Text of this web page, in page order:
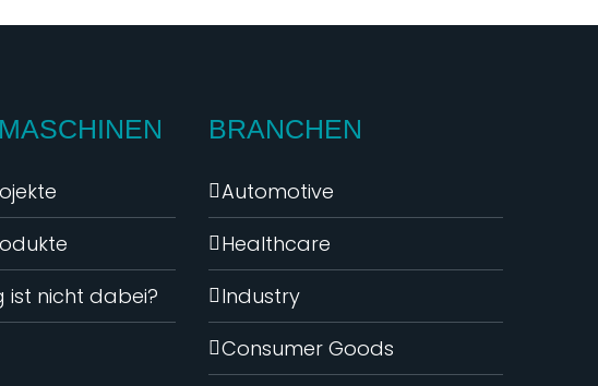
ist nicht dabei?
BRANCHEN
Automotive
Healthcare
Industry
Consumer Goods